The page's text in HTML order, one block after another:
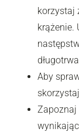
korzystaj
krążenie.
Aby
Zapoznaj